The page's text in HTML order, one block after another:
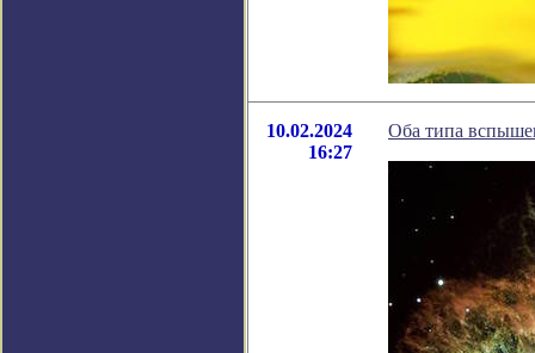
10.02.2024
16:27
Оба типа